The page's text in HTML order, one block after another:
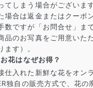
ものが届く？
に掲載している写真は、実
たものです。お花は生き物
イズ・咲き方に個体差はあ
イメージに近いものをお届
ックをしています。
てしまう場合がございま
場合は返金またはクーポ
数ですが「お問合せ」ま
品のお写真をご用意いた
ます）。
花はなぜお得？
仕入れた新鮮な花をオン
独自の販売方式で、花の